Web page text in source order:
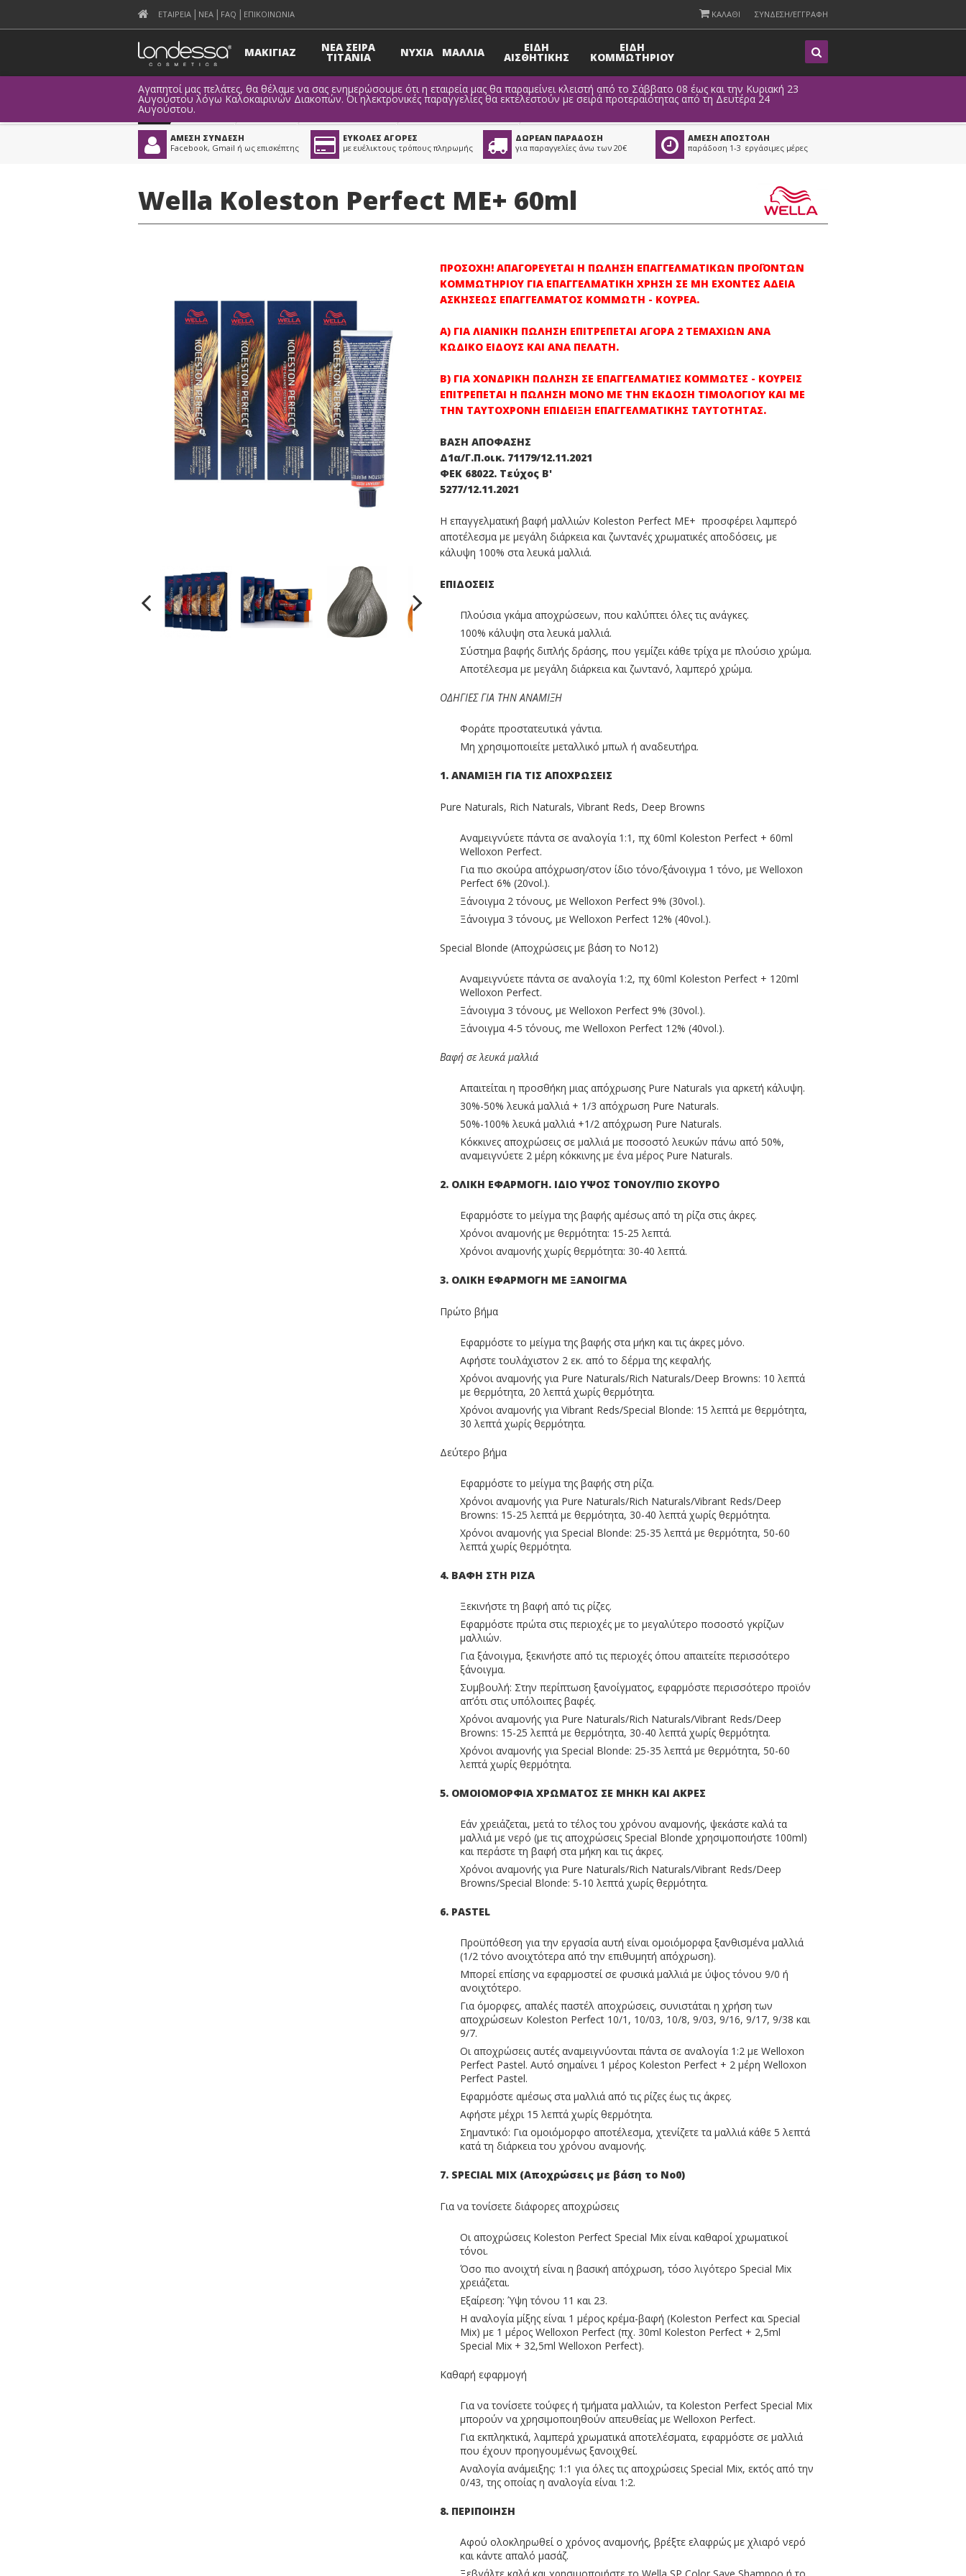
ΕΤΑΙΡΕΙΑ ΝΕΑ FAQ ΕΠΙΚΟΙΝΩΝΙΑ ΚΑΛΑΘΙ ΣΥΝΔΕΣΗ/ΕΓΓΡΑΦΗ
ΜΑΚΙΓΙΑΖ ΝΕΑ ΣΕΙΡΑ
TITANIA ΝΥΧΙΑ ΜΑΛΛΙΑ ΕΙΔΗ
ΑΙΣΘΗΤΙΚΗΣ
ΕΙΔΗ
ΚΟΜΜΩΤΗΡΙΟΥ
Αγαπητοί μας πελάτες, θα θέλαμε να σας ενημερώσουμε ότι η εταιρεία μας θα παραμείνει κλειστή από το Σάββατο 08 έως και την Κυριακή 23
Αυγούστου λόγω Καλοκαιρινών Διακοπών. Οι ηλεκτρονικές παραγγελίες θα εκτελεστούν με σειρά προτεραιότητας από τη Δευτέρα 24
Αυγούστου.Προϊόντα
ΑΜΕΣΗ ΣΥΝΔΕΣΗ
Facebook, Gmail ή ως επισκέπτης
ΕΥΚΟΛΕΣ ΑΓΟΡΕΣ
με ευέλικτους τρόπους πληρωμής
ΔΩΡΕΑΝ ΠΑΡΑΔΟΣΗ
για παραγγελίες άνω των 20€
ΑΜΕΣΗ ΑΠΟΣΤΟΛΗ
παράδοση 1-3 εργάσιμες μέρες
Wella Koleston Perfect ME+ 60ml
ΠΡΟΣΟΧΗ! ΑΠΑΓΟΡΕΥΕΤΑΙ Η ΠΩΛΗΣΗ ΕΠΑΓΓΕΛΜΑΤΙΚΩΝ ΠΡΟΪΟΝΤΩΝ
ΚΟΜΜΩΤΗΡΙΟΥ ΓΙΑ ΕΠΑΓΓΕΛΜΑΤΙΚΗ ΧΡΗΣΗ ΣΕ ΜΗ ΕΧΟΝΤΕΣ ΑΔΕΙΑ
ΑΣΚΗΣΕΩΣ ΕΠΑΓΓΕΛΜΑΤΟΣ ΚΟΜΜΩΤΗ - ΚΟΥΡΕΑ.
Α) ΓΙΑ ΛΙΑΝΙΚΗ ΠΩΛΗΣΗ ΕΠΙΤΡΕΠΕΤΑΙ ΑΓΟΡΑ 2 ΤΕΜΑΧΙΩΝ ΑΝΑ
ΚΩΔΙΚΟ ΕΙΔΟΥΣ ΚΑΙ ΑΝΑ ΠΕΛΑΤΗ.
Β) ΓΙΑ ΧΟΝΔΡΙΚΗ ΠΩΛΗΣΗ ΣΕ ΕΠΑΓΓΕΛΜΑΤΙΕΣ ΚΟΜΜΩΤΕΣ - ΚΟΥΡΕΙΣ
ΕΠΙΤΡΕΠΕΤΑΙ Η ΠΩΛΗΣΗ ΜΟΝΟ ΜΕ ΤΗΝ ΕΚΔΟΣΗ ΤΙΜΟΛΟΓΙΟΥ ΚΑΙ ΜΕ
ΤΗΝ ΤΑΥΤΟΧΡΟΝΗ ΕΠΙΔΕΙΞΗ ΕΠΑΓΓΕΛΜΑΤΙΚΗΣ ΤΑΥΤΟΤΗΤΑΣ.
ΒΑΣΗ ΑΠΟΦΑΣΗΣ
Δ1α/Γ.Π.οικ. 71179/12.11.2021
ΦΕΚ 68022. Τεύχος Β'
5277/12.11.2021
Η επαγγελματική βαφή μαλλιών Koleston Perfect ME+ προσφέρει λαμπερό
αποτέλεσμα με μεγάλη διάρκεια και ζωντανές χρωματικές αποδόσεις, με
κάλυψη 100% στα λευκά μαλλιά.
ΕΠΙΔΟΣΕΙΣ
Πλούσια γκάμα αποχρώσεων, που καλύπτει όλες τις ανάγκες.
100% κάλυψη στα λευκά μαλλιά.
Σύστημα βαφής διπλής δράσης, που γεμίζει κάθε τρίχα με πλούσιο χρώμα.
Αποτέλεσμα με μεγάλη διάρκεια και ζωντανό, λαμπερό χρώμα.
ΟΔΗΓΙΕΣ ΓΙΑ ΤΗΝ ΑΝΑΜΙΞΗ
Φοράτε προστατευτικά γάντια.
Μη χρησιμοποιείτε μεταλλικό μπωλ ή αναδευτήρα.
1. ΑΝΑΜΙΞΗ ΓΙΑ ΤΙΣ ΑΠΟΧΡΩΣΕΙΣ
Pure Naturals, Rich Naturals, Vibrant Reds, Deep Browns
Αναμειγνύετε πάντα σε αναλογία 1:1, πχ 60ml Koleston Perfect + 60ml
Welloxon Perfect.
Για πιο σκούρα απόχρωση/στον ίδιο τόνο/ξάνοιγμα 1 τόνο, με Welloxon
Perfect 6% (20vol.).
Ξάνοιγμα 2 τόνους, με Welloxon Perfect 9% (30vol.).
Ξάνοιγμα 3 τόνους, με Welloxon Perfect 12% (40vol.).
Special Blonde (Αποχρώσεις με βάση το Νο12)
Αναμειγνύετε πάντα σε αναλογία 1:2, πχ 60ml Koleston Perfect + 120ml
Welloxon Perfect.
Ξάνοιγμα 3 τόνους, με Welloxon Perfect 9% (30vol.).
Ξάνοιγμα 4-5 τόνους, me Welloxon Perfect 12% (40vol.).
Βαφή σε λευκά μαλλιά
Απαιτείται η προσθήκη μιας απόχρωσης Pure Naturals για αρκετή κάλυψη.
30%-50% λευκά μαλλιά + 1/3 απόχρωση Pure Naturals.
50%-100% λευκά μαλλιά +1/2 απόχρωση Pure Naturals.
Κόκκινες αποχρώσεις σε μαλλιά με ποσοστό λευκών πάνω από 50%,
αναμειγνύετε 2 μέρη κόκκινης με ένα μέρος Pure Naturals.
2. ΟΛΙΚΗ ΕΦΑΡΜΟΓΗ. ΙΔΙΟ ΥΨΟΣ ΤΟΝΟΥ/ΠΙΟ ΣΚΟΥΡΟ
Εφαρμόστε το μείγμα της βαφής αμέσως από τη ρίζα στις άκρες.
Χρόνοι αναμονής με θερμότητα: 15-25 λεπτά.
Χρόνοι αναμονής χωρίς θερμότητα: 30-40 λεπτά.
3. ΟΛΙΚΗ ΕΦΑΡΜΟΓΗ ΜΕ ΞΑΝΟΙΓΜΑ
Πρώτο βήμα
Εφαρμόστε το μείγμα της βαφής στα μήκη και τις άκρες μόνο.
Αφήστε τουλάχιστον 2 εκ. από το δέρμα της κεφαλής.
Χρόνοι αναμονής για Pure Naturals/Rich Naturals/Deep Browns: 10 λεπτά
με θερμότητα, 20 λεπτά χωρίς θερμότητα.
Χρόνοι αναμονής για Vibrant Reds/Special Blonde: 15 λεπτά με θερμότητα,
30 λεπτά χωρίς θερμότητα.
Δεύτερο βήμα
Εφαρμόστε το μείγμα της βαφής στη ρίζα.
Χρόνοι αναμονής για Pure Naturals/Rich Naturals/Vibrant Reds/Deep
Browns: 15-25 λεπτά με θερμότητα, 30-40 λεπτά χωρίς θερμότητα.
Χρόνοι αναμονής για Special Blonde: 25-35 λεπτά με θερμότητα, 50-60
λεπτά χωρίς θερμότητα.
4. ΒΑΦΗ ΣΤΗ ΡΙΖΑ
Ξεκινήστε τη βαφή από τις ρίζες.
Εφαρμόστε πρώτα στις περιοχές με το μεγαλύτερο ποσοστό γκρίζων
μαλλιών.
Για ξάνοιγμα, ξεκινήστε από τις περιοχές όπου απαιτείτε περισσότερο
ξάνοιγμα.
Συμβουλή: Στην περίπτωση ξανοίγματος, εφαρμόστε περισσότερο προϊόν
απ’ότι στις υπόλοιπες βαφές.
Χρόνοι αναμονής για Pure Naturals/Rich Naturals/Vibrant Reds/Deep
Browns: 15-25 λεπτά με θερμότητα, 30-40 λεπτά χωρίς θερμότητα.
Χρόνοι αναμονής για Special Blonde: 25-35 λεπτά με θερμότητα, 50-60
λεπτά χωρίς θερμότητα.
5. ΟΜΟΙΟΜΟΡΦΙΑ ΧΡΩΜΑΤΟΣ ΣΕ ΜΗΚΗ ΚΑΙ ΑΚΡΕΣ
Εάν χρειάζεται, μετά το τέλος του χρόνου αναμονής, ψεκάστε καλά τα
μαλλιά με νερό (με τις αποχρώσεις Special Blonde χρησιμοποιήστε 100ml)
και περάστε τη βαφή στα μήκη και τις άκρες.
Χρόνοι αναμονής για Pure Naturals/Rich Naturals/Vibrant Reds/Deep
Browns/Special Blonde: 5-10 λεπτά χωρίς θερμότητα.
6. PASTEL
Προϋπόθεση για την εργασία αυτή είναι ομοιόμορφα ξανθισμένα μαλλιά
(1/2 τόνο ανοιχτότερα από την επιθυμητή απόχρωση).
Μπορεί επίσης να εφαρμοστεί σε φυσικά μαλλιά με ύψος τόνου 9/0 ή
ανοιχτότερο.
Για όμορφες, απαλές παστέλ αποχρώσεις, συνιστάται η χρήση των
αποχρώσεων Koleston Perfect 10/1, 10/03, 10/8, 9/03, 9/16, 9/17, 9/38 και
9/7.
Οι αποχρώσεις αυτές αναμειγνύονται πάντα σε αναλογία 1:2 με Welloxon
Perfect Pastel. Αυτό σημαίνει 1 μέρος Koleston Perfect + 2 μέρη Welloxon
Perfect Pastel.
Εφαρμόστε αμέσως στα μαλλιά από τις ρίζες έως τις άκρες.
Αφήστε μέχρι 15 λεπτά χωρίς θερμότητα.
Σημαντικό: Για ομοιόμορφο αποτέλεσμα, χτενίζετε τα μαλλιά κάθε 5 λεπτά
κατά τη διάρκεια του χρόνου αναμονής.
7. SPECIAL MIX (Αποχρώσεις με βάση το Νο0)
Για να τονίσετε διάφορες αποχρώσεις
Οι αποχρώσεις Koleston Perfect Special Mix είναι καθαροί χρωματικοί
τόνοι.
Όσο πιο ανοιχτή είναι η βασική απόχρωση, τόσο λιγότερο Special Mix
χρειάζεται.
Εξαίρεση: Ύψη τόνου 11 και 23.
Η αναλογία μίξης είναι 1 μέρος κρέμα-βαφή (Koleston Perfect και Special
Mix) με 1 μέρος Welloxon Perfect (πχ. 30ml Koleston Perfect + 2,5ml
Special Mix + 32,5ml Welloxon Perfect).
Καθαρή εφαρμογή
Για να τονίσετε τούφες ή τμήματα μαλλιών, τα Koleston Perfect Special Mix
μπορούν να χρησιμοποιηθούν απευθείας με Welloxon Perfect.
Για εκπληκτικά, λαμπερά χρωματικά αποτελέσματα, εφαρμόστε σε μαλλιά
που έχουν προηγουμένως ξανοιχθεί.
Αναλογία ανάμειξης: 1:1 για όλες τις αποχρώσεις Special Mix, εκτός από την
0/43, της οποίας η αναλογία είναι 1:2.
8. ΠΕΡΙΠΟΙΗΣΗ
Αφού ολοκληρωθεί ο χρόνος αναμονής, βρέξτε ελαφρώς με χλιαρό νερό
και κάντε απαλό μασάζ.